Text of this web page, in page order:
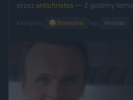
przez antichristos — 2 godziny temu
Kategoria: 😂Śmieszne Tagi: #kebab